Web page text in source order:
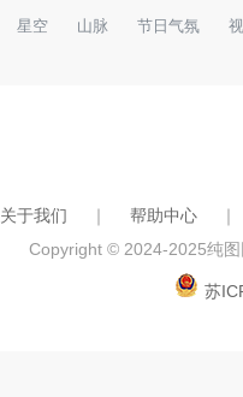
星空 山脉 节日气氛
关于我们 ｜ 帮助中心
｜
Copyright © 2024-2025纯
苏